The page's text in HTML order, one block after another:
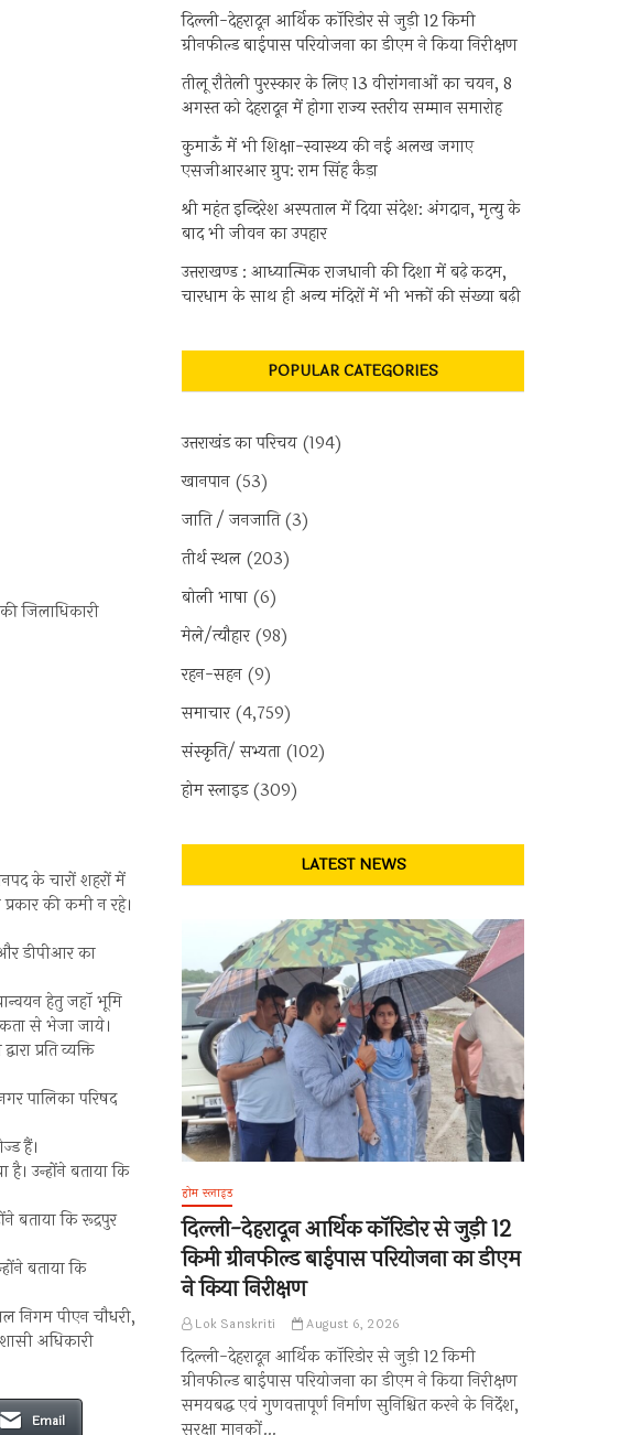
जिलाधिकारी
के चारों शहरों में
की कमी न रहे।
डीपीआर का
हेतु जहॉ भूमि
से भेजा जाये।
प्रति व्यक्ति
पालिका परिषद
हैं।
उन्होंने बताया कि
बताया कि रूद्रपुर
बताया कि
निगम पीएन चौधरी,
अधिकारी
Email
दिल्ली-देहरादून आर्थिक कॉरिडोर से जुड़ी 12 किमी
ग्रीनफील्ड बाईपास परियोजना का डीएम ने किया निरीक्षण
तीलू रौतेली पुरस्कार के लिए 13 वीरांगनाओं का चयन, 8
अगस्त को देहरादून में होगा राज्य स्तरीय सम्मान समारोह
कुमाऊँ में भी शिक्षा-स्वास्थ्य की नई अलख जगाए
एसजीआरआर ग्रुप: राम सिंह कैड़ा
श्री महंत इन्दिरेश अस्पताल में दिया संदेश: अंगदान, मृत्यु के
बाद भी जीवन का उपहार
उत्तराखण्ड : आध्यात्मिक राजधानी की दिशा में बढ़े कदम,
चारधाम के साथ ही अन्य मंदिरों में भी भक्तों की संख्या बढ़ी
POPULAR CATEGORIES
उत्तराखंड का परिचय (194)
खानपान (53)
जाति / जनजाति(3)
तीर्थ स्थल (203)
बोली भाषा (6)
मेले/त्यौहार(98)
रहन-सहन (9)
समाचार(4,759)
संस्कृति/ सभ्यता (102)
होम स्लाइड(309)
LATEST NEWS
होम स्लाइड
दिल्ली-देहरादून आर्थिक कॉरिडोर से जुड़ी 12
किमी ग्रीनफील्ड बाईपास परियोजना का डीएम
ने किया निरीक्षण
Lok Sanskriti August 6, 2026
दिल्ली-देहरादून आर्थिक कॉरिडोर से जुड़ी 12 किमी
ग्रीनफील्ड बाईपास परियोजना का डीएम ने किया निरीक्षण
समयबद्ध एवं गुणवत्तापूर्ण निर्माण सुनिश्चित करने के निर्देश,